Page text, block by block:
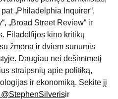
„Philadelphia Inquirer“,
„Broad Street Review“ ir
Filadelfijos kino kritikų
žmona ir dviem sūnumis
Daugiau nei dešimtmetį
straipsnių apie politiką,
ir ekonomiką. Sekite jį
@StephenSilverisir